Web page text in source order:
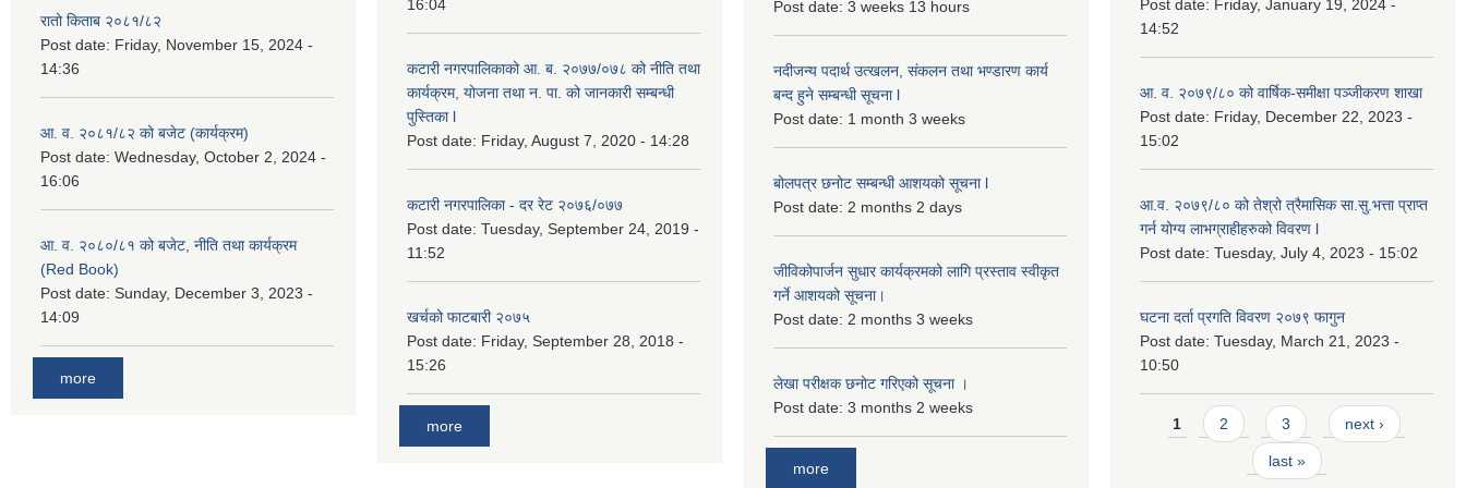
रातो किताब २०८१/८२
Post date: Friday, November 15, 2024 -
14:36
आ. व. २०८१/८२ को बजेट (कार्यक्रम)
Post date: Wednesday, October 2, 2024 -
16:06
आ. व. २०८०/८१ को बजेट, नीति तथा कार्यक्रम
(Red Book)
Post date: Sunday, December 3, 2023 -
14:09
more
16:04
कटारी नगरपालिकाको आ. ब. २०७७/०७८ को नीति तथा
कार्यक्रम, योजना तथा न. पा. को जानकारी सम्बन्धी
पुस्तिका l
Post date: Friday, August 7, 2020 - 14:28
कटारी नगरपालिका - दर रेट २०७६/०७७
Post date: Tuesday, September 24, 2019 -
11:52
खर्चको फाटबारी २०७५
Post date: Friday, September 28, 2018 -
15:26
more
Post date: 3 weeks 13 hours
नदीजन्य पदार्थ उत्खलन, संकलन तथा भण्डारण कार्य
बन्द हुने सम्बन्धी सूचना l
Post date: 1 month 3 weeks
बोलपत्र छनोट सम्बन्धी आशयको सूचना l
Post date: 2 months 2 days
जीविकोपार्जन सुधार कार्यक्रमको लागि प्रस्ताव स्वीकृत
गर्ने आशयको सूचना।
Post date: 2 months 3 weeks
लेखा परीक्षक छनोट गरिएको सूचना ।
Post date: 3 months 2 weeks
more
Post date: Friday, January 19, 2024 -
14:52
आ. व. २०७९/८० को वार्षिक-समीक्षा पञ्जीकरण शाखा
Post date: Friday, December 22, 2023 -
15:02
आ.व. २०७९/८० को तेश्रो त्रैमासिक सा.सु.भ‍त्ता प्राप्त
गर्न योग्य लाभग्राहीहरुको विवरण l
Post date: Tuesday, July 4, 2023 - 15:02
घटना दर्ता प्रगति विवरण २०७९ फागुन
Post date: Tuesday, March 21, 2023 -
10:50
Pages
1 2 3 next ›
last »